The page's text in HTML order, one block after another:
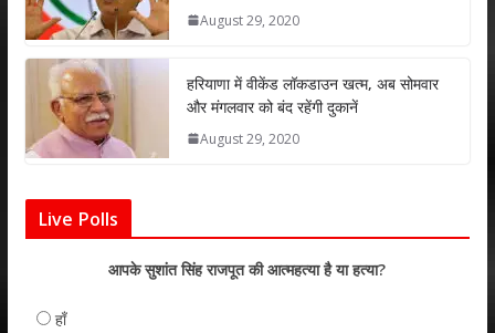
August 29, 2020
हरियाणा में वीकेंड लॉकडाउन खत्म, अब सोमवार
और मंगलवार को बंद रहेंगी दुकानें
August 29, 2020
Live Polls
आपके सुशांत सिंह राजपूत की आत्महत्या है या हत्या?
हाँ